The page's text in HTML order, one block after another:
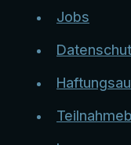
Jobs